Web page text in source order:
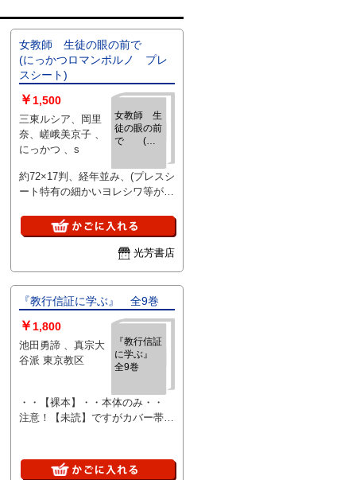
女教師 生徒の眼の前で
(にっかつロマンポルノ プレ
スシート)
女教師 生
徒の眼の前
で (に
ンポルノ
プレスシー
ト)
￥ 1,500
三東ルシア、岡里
奈、嵯峨美京子 、
にっかつ 、s
約72×17判、経年並み、(プレスシ
ート特有の細かいヨレシワ等があ
め折れ染み等目立つ難がある場合
はご連絡いたします。
光芳書店
『教行信証に学ぶ』 全9巻
『教行信証
に学ぶ』
全9巻
￥ 1,800
池田勇諦 、真宗大
谷派 東京教区
・・【裸本】・・本体のみ・・
注意！【未読】ですがカバー帯等
ん。、「本文は未読、使用感な